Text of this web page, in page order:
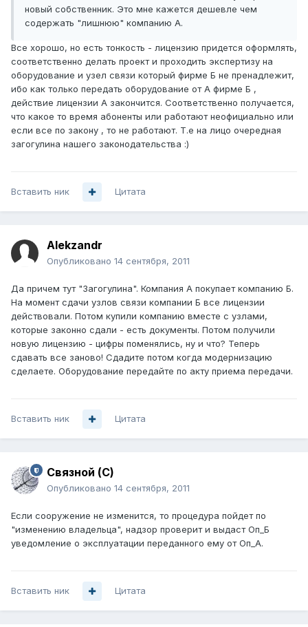
новый собственник. Это мне кажется дешевле чем
содержать "лишнюю" компанию А.
Все хорошо, но есть тонкость - лицензию придется оформлять,
соответственно делать проект и проходить экспертизу на
оборудование и узел связи который фирме Б не пренадлежит,
ибо как только передать оборудование от А фирме Б ,
действие лицензии А закончится. Соответственно получается,
что какое то время абоненты или работают неофициально или
если все по закону , то не работают. Т.е на лицо очередная
загогулина нашего законодательства :)
Вставить ник Цитата
Alekzandr
Опубликовано 14 сентября, 2011
Да причем тут "Загогулина". Компания А покупает компанию Б.
На момент сдачи узлов связи компании Б все лицензии
действовали. Потом купили компанию вместе с узлами,
которые законно сдали - есть документы. Потом получили
новую лицензию - цифры поменялись, ну и что? Теперь
сдавать все заново! Сдадите потом когда модернизацию
сделаете. Оборудование передайте по акту приема передачи.
Вставить ник Цитата
Связной (С)
Опубликовано 14 сентября, 2011
Если сооружение не изменится, то процедура пойдет по
"изменению владельца", надзор проверит и выдаст Оп_Б
уведомление о эксплуатации переданного ему от Оп_А.
Вставить ник Цитата